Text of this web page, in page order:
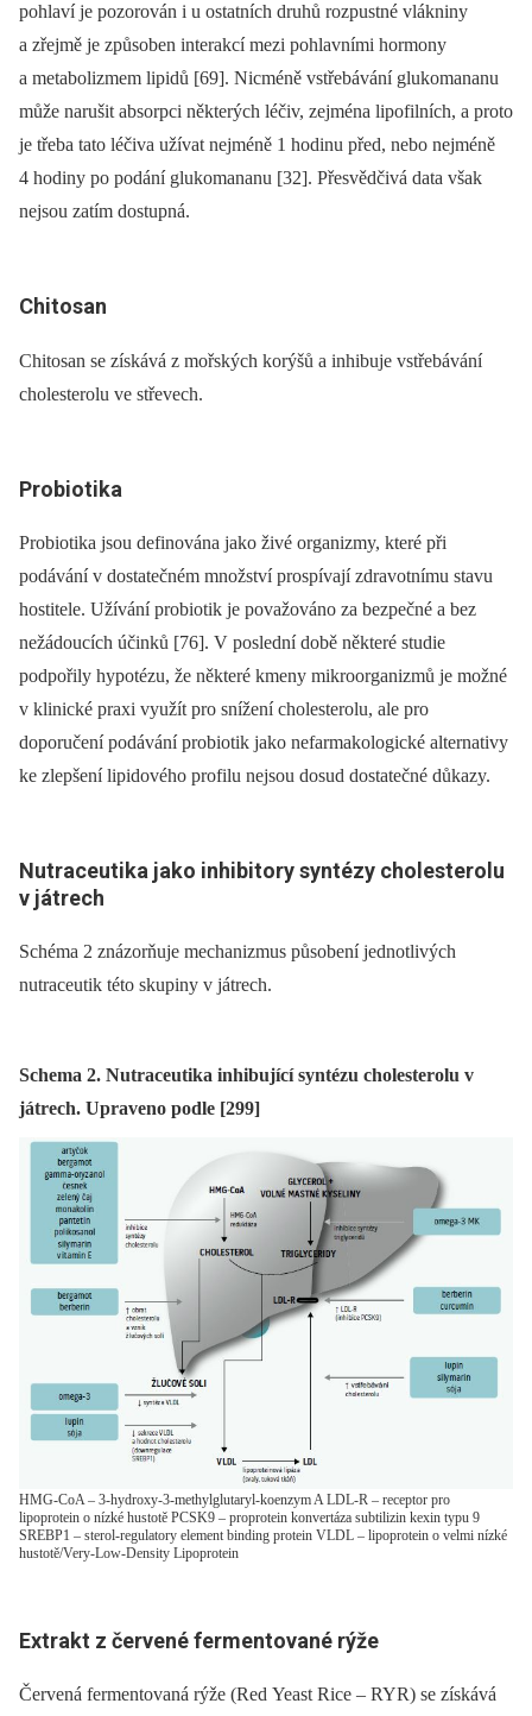
pohlaví je pozorován i u ostatních druhů rozpustné vlákniny
a zřejmě je způsoben interakcí mezi pohlavními hormony
a metabolizmem lipidů [69]. Nicméně vstřebávání glukomananu
může narušit absorpci některých léčiv, zejména lipofilních, a proto
je třeba tato léčiva užívat nejméně 1 hodinu před, nebo nejméně
4 hodiny po podání glukomananu [32]. Přesvědčivá data však
nejsou zatím dostupná.
Chitosan
Chitosan se získává z mořských korýšů a inhibuje vstřebávání
cholesterolu ve střevech.
Probiotika
Probiotika jsou definována jako živé organizmy, které při
podávání v dostatečném množství prospívají zdravotnímu stavu
hostitele. Užívání probiotik je považováno za bezpečné a bez
nežádoucích účinků [76]. V poslední době některé studie
podpořily hypotézu, že některé kmeny mikroorganizmů je možné
v klinické praxi využít pro snížení cholesterolu, ale pro
doporučení podávání probiotik jako nefarmakologické alternativy
ke zlepšení lipidového profilu nejsou dosud dostatečné důkazy.
Nutraceutika jako inhibitory syntézy cholesterolu
v játrech
Schéma 2 znázorňuje mechanizmus působení jednotlivých
nutraceutik této skupiny v játrech.
Schema 2. Nutraceutika inhibující syntézu cholesterolu v
játrech. Upraveno podle [299]
HMG-CoA – 3-hydroxy-3-methylglutaryl-koenzym A LDL-R – receptor pro
lipoprotein o nízké hustotě PCSK9 – proprotein konvertáza subtilizin kexin typu 9
SREBP1 – sterol-regulatory element binding protein VLDL – lipoprotein o velmi nízké
hustotě/Very-Low-Density Lipoprotein
Extrakt z červené fermentované rýže
Červená fermentovaná rýže (Red Yeast Rice –⁠ RYR) se získává